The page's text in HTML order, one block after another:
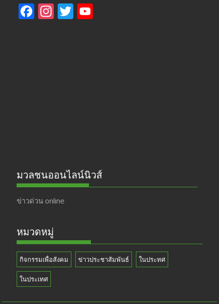
F In T
มวลชนออนไลน์นิวส์
ข่าวด่วน online
หมวดหมู่
กิจกรรมเพื่อสังคม ข่าวประชาสัมพันธ์ ในประทศ
ในประเทศ